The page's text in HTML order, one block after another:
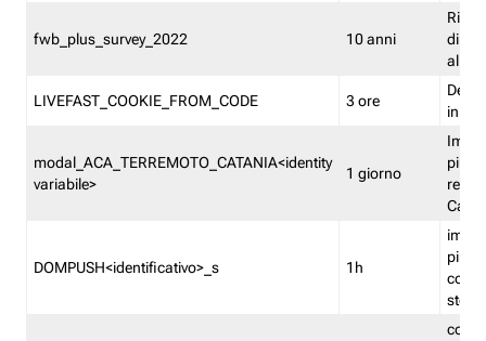
fwb_plus_survey_2022 10 anni
di
LIVEFAST_COOKIE_FROM_CODE 3 ore
in
modal_ACA_TERREMOTO_CATANIA<identity
variabile>
1 giorno
più
DOMPUSH<identificativo>_s 1h
più